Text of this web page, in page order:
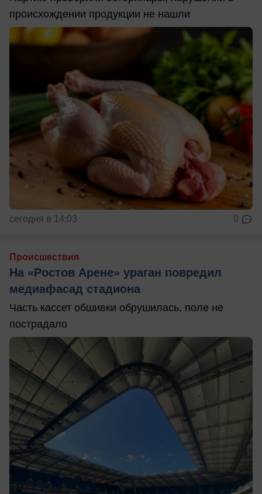
происхождении продукции не нашли
сегодня в 14:03 0
Происшествия
На «Ростов Арене» ураган повредил
медиафасад стадиона
Часть кассет обшивки обрушилась, поле не
пострадало